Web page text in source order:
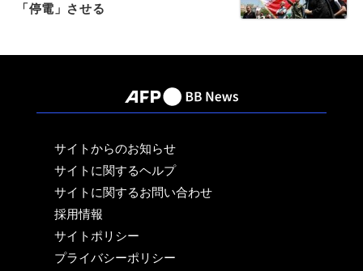
「停電」させる
サイトからのお知らせ
サイトに関するヘルプ
サイトに関するお問い合わせ
採用情報
サイトポリシー
プライバシーポリシー